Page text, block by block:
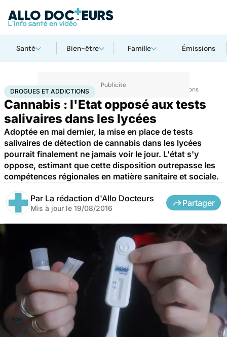
Santé Bien-être Famille Émissions
AccueilSantéMaladiesDrogues et addictions Drogues et addictions
DROGUES ET ADDICTIONS
Cannabis : l'Etat opposé aux tests
salivaires dans les lycées
Adoptée en mai dernier, la mise en place de tests
salivaires de détection de cannabis dans les lycées
pourrait finalement ne jamais voir le jour. L'état s'y
oppose, estimant que cette disposition outrepasse les
compétences régionales en matière sanitaire et sociale.
Par La rédaction d'Allo Docteurs
Mis à jour le 19/08/2016
Partager